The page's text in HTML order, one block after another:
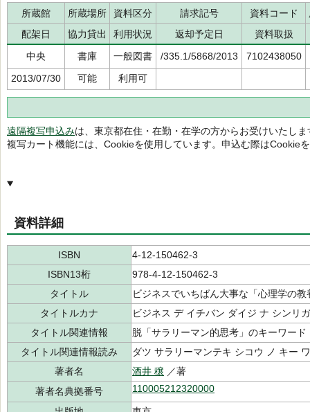
所蔵館 所蔵場所 資料区分 請求記号 資料コード
配架日
協力貸出 利用状況 返却予定日
資料取扱
中央
書庫 一般図書 /335.1/5868/2013
7102438050
2013/07/30
可能 利用可
遠隔複写申込みは、東京都在住・在勤・在学の方からお受けいたしま
複写カート機能には、Cookieを使用しています。申込む際はCookie
資料詳細
ISBN
4-12-150462-3
ISBN13桁
978-4-12-150462-3
タイトル
ビジネスでいちばん大事な「心理学の教
タイトルカナ
ビジネス デ イチバン ダイジ ナ シンリ
タイトル関連情報
脱「サラリーマン的思考」のキーワード
タイトル関連情報読み
ダツ サラリーマンテキ シコウ ノ キー
著者名
酒井 穣 ／著
著者名典拠番号
110005212320000